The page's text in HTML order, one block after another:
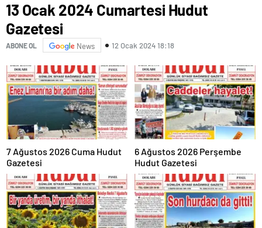
13 Ocak 2024 Cumartesi Hudut
Gazetesi
ABONE OL News 12 Ocak 2024 18:18
7 Ağustos 2026 Cuma Hudut
Gazetesi
6 Ağustos 2026 Perşembe
Hudut Gazetesi